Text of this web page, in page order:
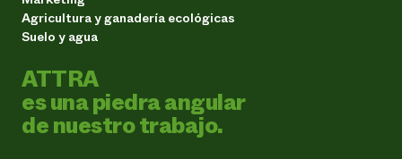
Agricultura y ganadería ecológicas
Suelo y agua
ATTRA
es una piedra angular
de nuestro trabajo.